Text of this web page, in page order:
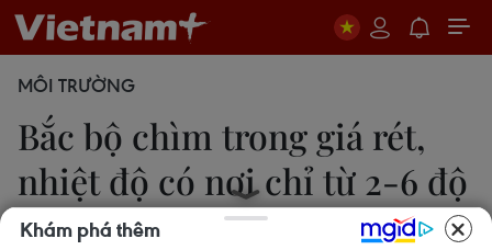
MÔI TRƯỜNG
Bắc bộ chìm trong giá rét,
nhiệt độ có nơi chỉ từ 2-6 độ
C
Khám phá thêm